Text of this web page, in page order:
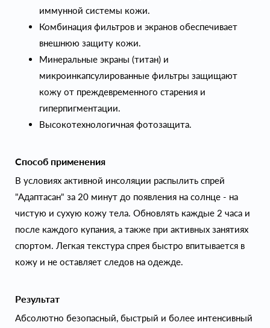
иммунной системы кожи.
Комбинация фильтров и экранов обеспечивает
внешнюю защиту кожи.
Минеральные экраны (титан) и
микроинкапсулированные фильтры защищают
кожу от преждевременного старения и
гиперпигментации.
Высокотехнологичная фотозащита.
Способ применения
В условиях активной инсоляции распылить спрей
"Адаптасан" за 20 минут до появления на солнце - на
чистую и сухую кожу тела. Обновлять каждые 2 часа и
после каждого купания, а также при активных занятиях
спортом. Легкая текстура спрея быстро впитывается в
кожу и не оставляет следов на одежде.
Результат
Абсолютно безопасный, быстрый и более интенсивный